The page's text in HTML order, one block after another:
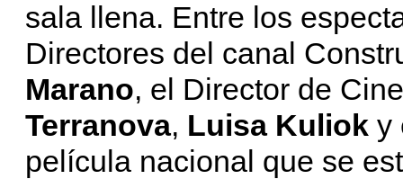
sala llena. Entre los
Directores del canal
Marano, el Director de
Terranova, Luisa Kuliok y
película nacional que se